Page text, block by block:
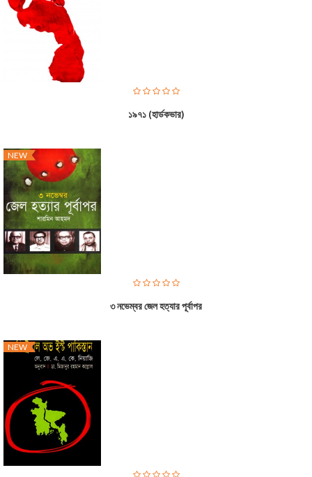
১৯৭১ (হার্ডকভার)
NEW
৩ নভেম্বর জেল হত্যার পূর্বাপর
NEW